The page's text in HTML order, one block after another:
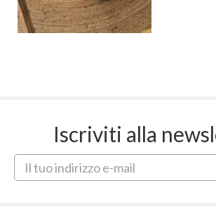
Iscriviti alla